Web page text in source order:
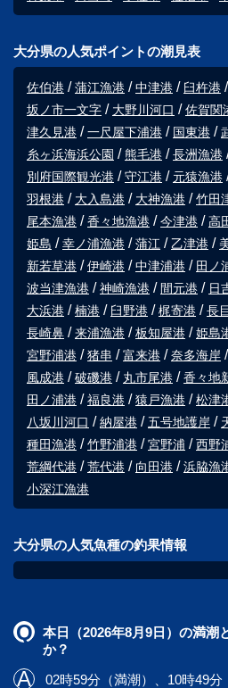
大分県の人気ポイントの潮見表
佐伯港 蒲江漁港 中津港 臼杵港
坂ノ市一文字
大野川河口 佐賀関
津久見港
一尺屋下浦港 国東港
糸ヶ浜海浜公園
熊毛港 長洲漁港
別府国際観光港
守江港 元猿漁港
羽根港
大入島港 大神漁港 竹田
尾本漁港
香々地漁港 今津港 高
姫島
幸ノ浦漁港 蒲江 乙津港
新若草港
伊崎港 中津浦港 田ノ
波当津漁港
神崎漁港 間元港 日
大浜港
楠港 臼野港 梶寄港 長
長崎鼻
来浦漁港 板知屋港 姫島
宮野浦港
猪串 富来港 奈多海岸
風成港
破磯港 丸市尾港 香々地
田ノ浦港
福良港 猿戸漁港 松津
八坂川河口
納屋港 五号地護岸
種田漁港
竹野浦港 宮野浦 西野
荒綱代港
荒代港 向田港 浜脇漁
小深江漁港
大分県の人気魚種の釣果情報
本日（2026年8月9日）の満潮
か？
02時59分（満潮）、10時49